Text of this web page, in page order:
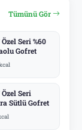
Tümünü Gör
Özel Seri %60
Gofret
Özel Seri
Sütlü Gofret